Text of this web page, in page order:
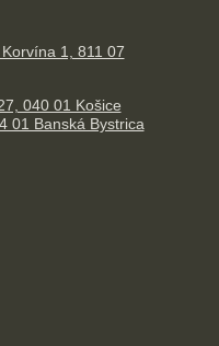
1, 811 07
040 01 Košice
01 Banská Bystrica